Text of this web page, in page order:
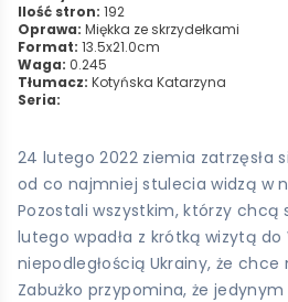
Ilość stron: 192
Oprawa: Miękka ze skrzydełkami
Format: 13.5x21.0cm
Waga: 0.245
Tłumacz: Kotyńska Katarzyna
Seria:
24 lutego 2022 ziemia zatrzęsła
od co najmniej stulecia widzą w
Pozostali wszystkim, którzy chcą
lutego wpadła z krótką wizytą
niepodległością Ukrainy, że
Zabużko przypomina, że